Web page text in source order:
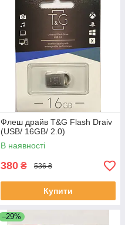
Флеш драйв T&G Flash Draiv
(USB/ 16GB/ 2.0)
В наявності
380 ₴ 536 ₴
Купити
–29%